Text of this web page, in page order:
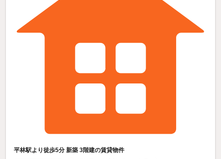
平林駅より徒歩5分 新築 3階建の賃貸物件